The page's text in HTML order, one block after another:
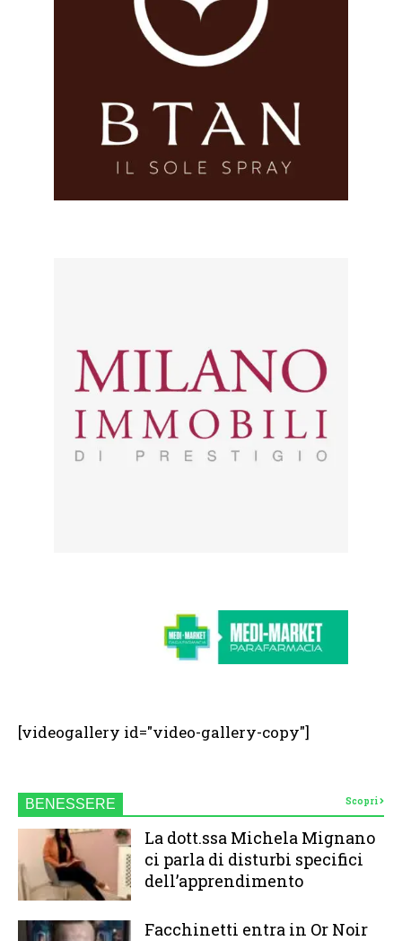
[videogallery id="video-gallery-copy"]
BENESSERE Scopri
La dott.ssa Michela Mignano
ci parla di disturbi specifici
dell’apprendimento
Facchinetti entra in Or Noir